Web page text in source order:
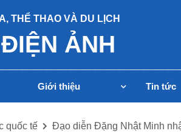
THỂ THAO VÀ DU LỊCH
ẢNH
Giới thiệu Tin tức
quốc tế Đạo diễn Đặng Nhật Minh